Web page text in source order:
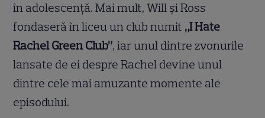
în adolescență. Mai mult, Will și Ross
fondaseră în liceu un club numit „I Hate
Rachel Green Club”, iar unul dintre zvonurile
lansate de ei despre Rachel devine unul
dintre cele mai amuzante momente ale
episodului.